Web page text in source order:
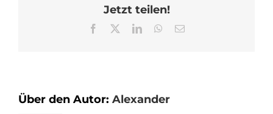
Jetzt teilen!
Facebook LinkedInWhatsApp
E-
Über den Autor: Alexander